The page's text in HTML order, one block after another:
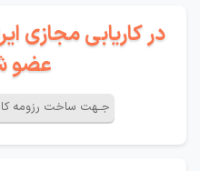
در کاریابی مجازی
عضو
جـهت ساخت رزومه